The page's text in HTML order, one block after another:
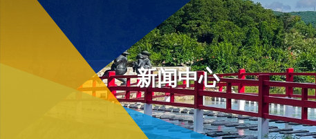
认识三亚学院 学院与部门
学院
部门
新闻中心
新闻速递
传媒视点
校园地图
USY印象
新闻中心